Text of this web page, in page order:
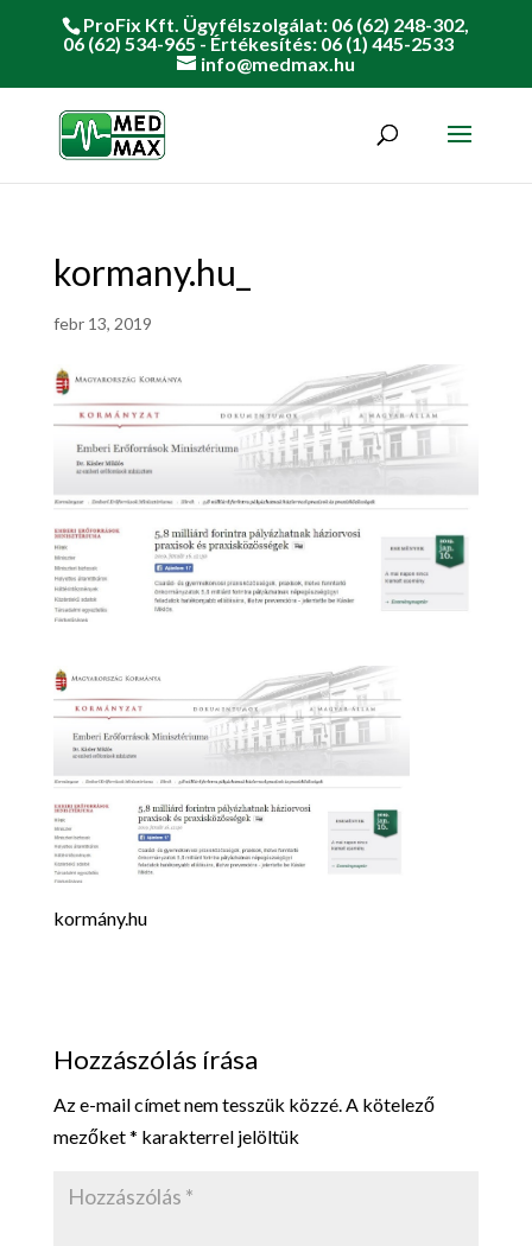
ProFix Kft. Ügyfélszolgálat: 06 (62) 248-302,
06 (62) 534-965 - Értékesítés: 06 (1) 445-2533
info@medmax.hu
kormany.hu_
febr 13, 2019
kormány.hu
Hozzászólás írása
Az e-mail címet nem tesszük közzé. A kötelező
mezőket* karakterrel jelöltük